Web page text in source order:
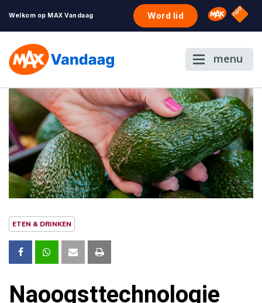
Welkom op MAX Vandaag Word lid Omroep
NPO
menu
ETEN & DRINKEN
Naoogsttechnologie